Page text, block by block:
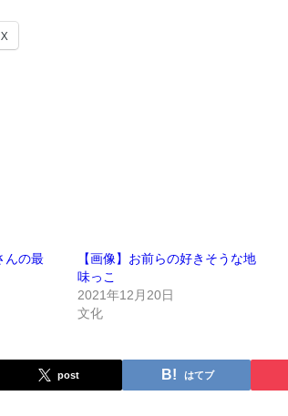
X
んの最
【画像】お前らの好きそうな地
味っこ
2021年12月20日
文化
post はてブ